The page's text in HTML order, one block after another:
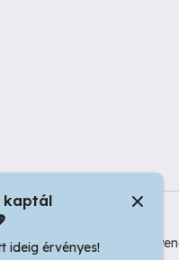
ID: RO44483373 -
kaptál
ideig érvényes!